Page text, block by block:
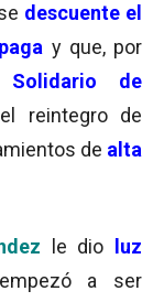
descuente el
y que, por
de
reintegro de
de alta
le dio luz
a ser